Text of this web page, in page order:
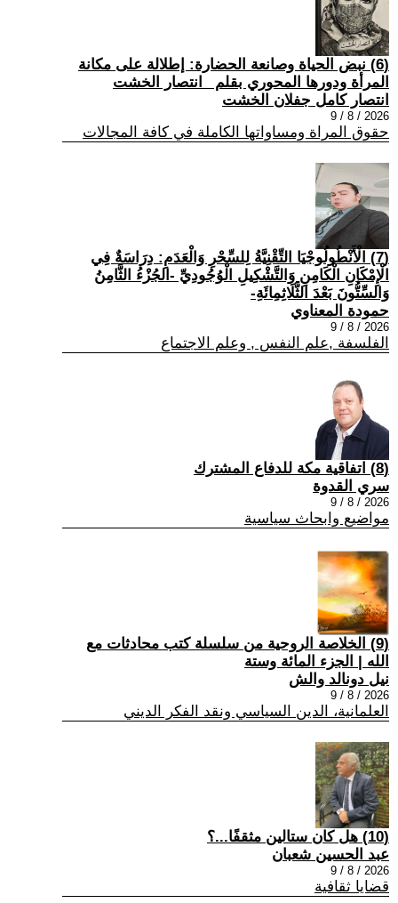
(6) نبض الحياة وصانعة الحضارة: إطلالة على مكانة
المرأة ودورها المحوري بقلم _انتصار الخشت
انتصار كامل جفلان الخشت
2026 / 8 / 9
حقوق المراة ومساواتها الكاملة في كافة المجالات
(7) الْأَنْطُولُوجْيَا التِّقْنِيَّةُ لِلسِّحْرِ وَالْعَدَمِ: دِرَاسَةٌ فِي
الْإِمْكَانِ الْكَامِنِ وَالتَّشْكِيلِ الْوُجُودِيِّ -الجُزْءُ الثَّامِنُ
وَالسِّتُّونَ بَعْدَ الثَّلَاثِمِائَةِ-
حمودة المعناوي
2026 / 8 / 9
الفلسفة ,علم النفس , وعلم الاجتماع
(8) اتفاقية مكة للدفاع المشترك
سري القدوة
2026 / 8 / 9
مواضيع وابحاث سياسية
(9) الخلاصة الروحية من سلسلة كتب محادثات مع
الله | الجزء المائة وستة
نيل دونالد والش
2026 / 8 / 9
العلمانية، الدين السياسي ونقد الفكر الديني
(10) هل كان ستالين مثقفًا...؟
عبد الحسين شعبان
2026 / 8 / 9
قضايا ثقافية